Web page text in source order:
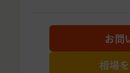
お問
相場